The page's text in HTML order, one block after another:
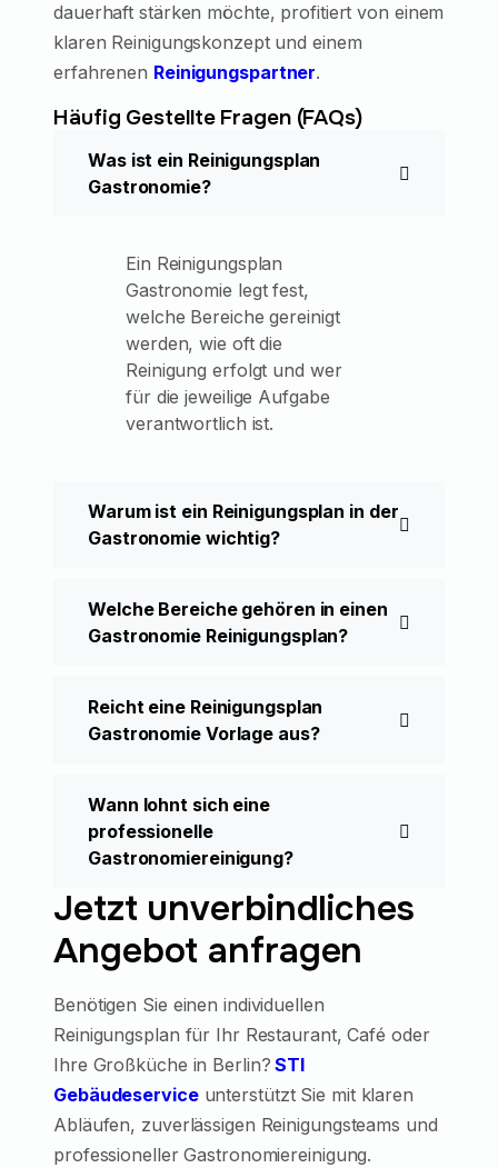
dauerhaft stärken möchte, profitiert von einem
klaren Reinigungskonzept und einem
erfahrenen Reinigungspartner.
Häufig Gestellte Fragen (FAQs)
Was ist ein Reinigungsplan
Gastronomie?
Ein Reinigungsplan
Gastronomie legt fest,
welche Bereiche gereinigt
werden, wie oft die
Reinigung erfolgt und wer
für die jeweilige Aufgabe
verantwortlich ist.
Warum ist ein Reinigungsplan in der
Gastronomie wichtig?
Welche Bereiche gehören in einen
Gastronomie Reinigungsplan?
Reicht eine Reinigungsplan
Gastronomie Vorlage aus?
Wann lohnt sich eine
professionelle
Gastronomiereinigung?
Jetzt unverbindliches
Angebot anfragen
Benötigen Sie einen individuellen
Reinigungsplan für Ihr Restaurant, Café oder
Ihre Großküche in Berlin? STI
Gebäudeserviceunterstützt Sie mit klaren
Abläufen, zuverlässigen Reinigungsteams und
professioneller Gastronomiereinigung.